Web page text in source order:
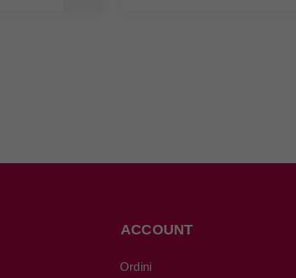
ACCOUNT
Ordini